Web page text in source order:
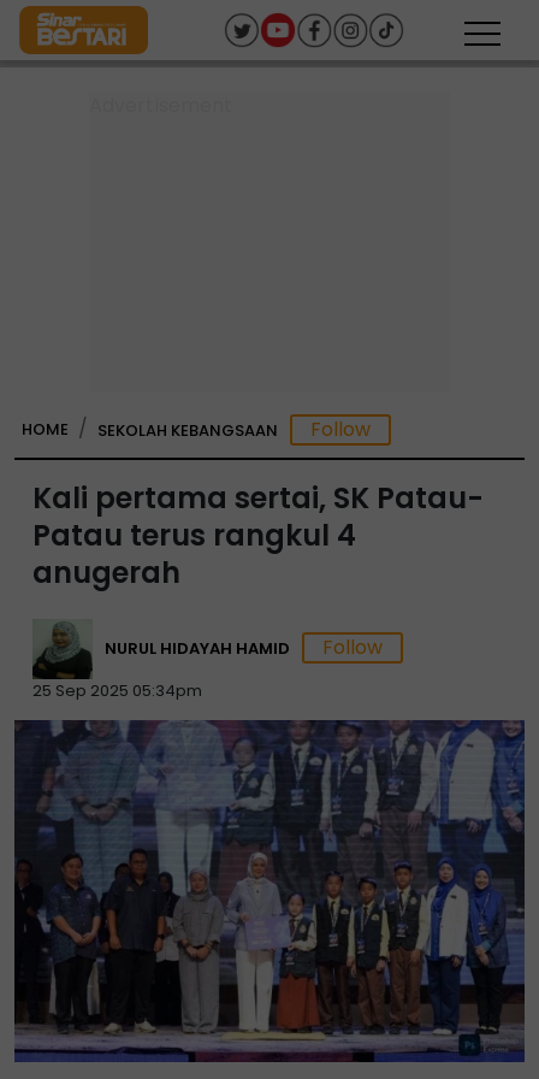
HOME SEKOLAH KEBANGSAAN
Kali pertama sertai, SK Patau-
Patau terus rangkul 4
anugerah
NURUL HIDAYAH HAMID
25 Sep 2025 05:34pm